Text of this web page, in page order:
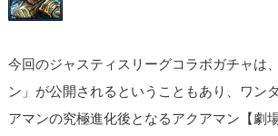
今回のジャスティスリーグコラボガチャは
ン」が公開されるということもあり、ワン
アマンの究極進化後となるアクアマン【劇